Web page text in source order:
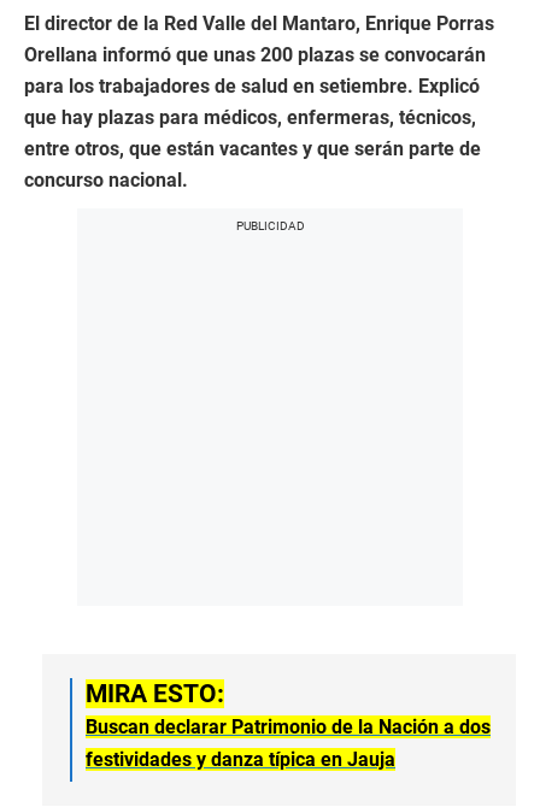
El director de la Red Valle del Mantaro, Enrique Porras
Orellana informó que unas 200 plazas se convocarán
para los trabajadores de salud en setiembre. Explicó
que hay plazas para médicos, enfermeras, técnicos,
entre otros, que están vacantes y que serán parte de
concurso nacional.
MIRA ESTO:
Buscan declarar Patrimonio de la Nación a dos
festividades y danza típica en Jauja